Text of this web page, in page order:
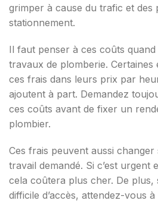
grimper à cause du trafic et des
stationnement.
Il faut penser à ces coûts
travaux de plomberie.
ces frais dans leurs prix par
ajoutent à part. Demandez
ces coûts avant de fixer un
plombier.
Ces frais peuvent aussi changer
travail demandé. Si c’est urgent
cela coûtera plus cher. De plus,
difficile d’accès, attendez-vous